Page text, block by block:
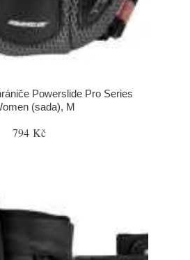
Powerslide Pro Series
(sada), M
794 Kč